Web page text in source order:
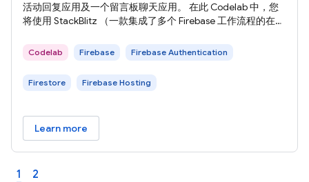
活动回复应用及一个留言板聊天应用。 在此 Codelab 中，您
将使用 StackBlitz （一款集成了多个 Firebase 工作流程的在线
的 StackBlitz 账号。 借助 StackBlitz，您可以与他人共享项
目。拥有您的 StackBlitz
Codelab Firebase Firebase Authentication
Firestore Firebase Hosting
Learn more
1 2